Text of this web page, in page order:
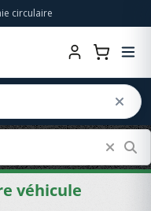
circulaire
véhicule